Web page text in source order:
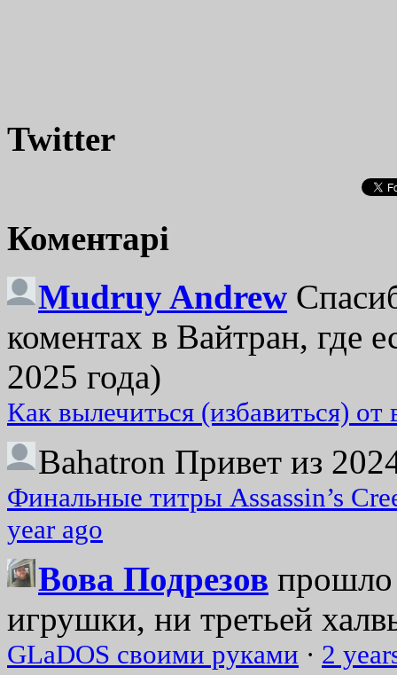
Twitter
Коментарі
Mudruy Andrew
коментах в Вайтран, где
2025 года)
Как вылечиться (избавиться)
Bahatron Привет из
Финальные титры Assassin’s
year ago
Вова Подрезов прошло
игрушки, ни третьей
GLaDOS своими руками · 2